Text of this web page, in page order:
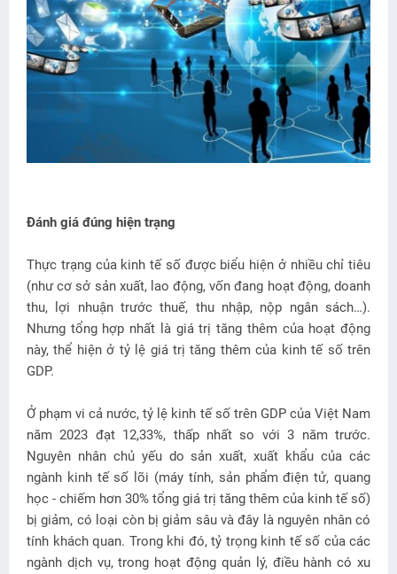
Đánh giá đúng hiện trạng
Thực trạng của kinh tế số được biểu hiện ở nhiều chỉ tiêu
(như cơ sở sản xuất, lao động, vốn đang hoạt động, doanh
thu, lợi nhuận trước thuế, thu nhập, nộp ngân sách…).
Nhưng tổng hợp nhất là giá trị tăng thêm của hoạt động
này, thể hiện ở tỷ lệ giá trị tăng thêm của kinh tế số trên
GDP.
Ở phạm vi cả nước, tỷ lệ kinh tế số trên GDP của Việt Nam
năm 2023 đạt 12,33%, thấp nhất so với 3 năm trước.
Nguyên nhân chủ yếu do sản xuất, xuất khẩu của các
ngành kinh tế số lõi (máy tính, sản phẩm điện tử, quang
học - chiếm hơn 30% tổng giá trị tăng thêm của kinh tế số)
bị giảm, có loại còn bị giảm sâu và đây là nguyên nhân có
tính khách quan. Trong khi đó, tỷ trọng kinh tế số của các
ngành dịch vụ, trong hoạt động quản lý, điều hành có xu